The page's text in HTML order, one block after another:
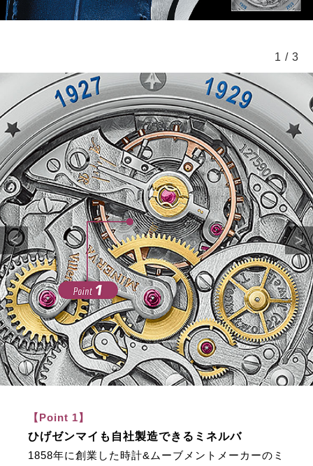
【Point 1】
ひげゼンマイも自社製造できるミネルバ
1858年に創業した時計&ムーブメントメーカーのミ
1 / 3